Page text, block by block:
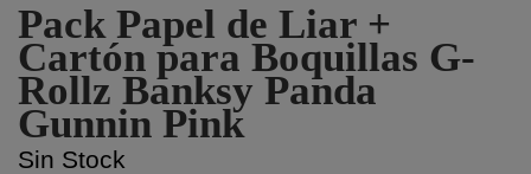
Pack Papel de Liar +
Cartón para Boquillas G-
Rollz Banksy Panda
Gunnin Pink
Sin Stock